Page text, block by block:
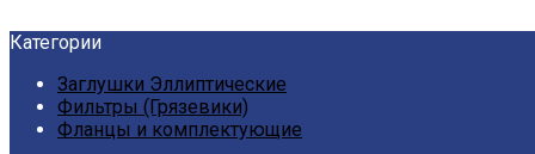
Категории
Заглушки Эллиптические
Фильтры (Грязевики)
Фланцы и комплектующие